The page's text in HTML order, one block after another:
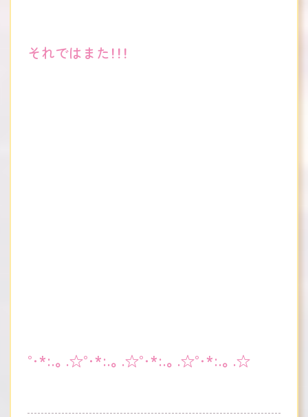
それではまた！！！
°・*:.。.☆°・*:.。.☆°・*:.。.☆°・*:.。.☆